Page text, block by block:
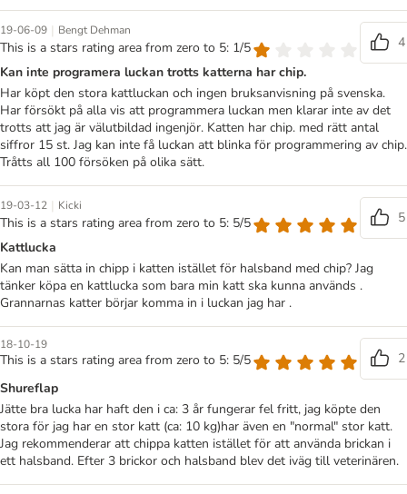
19-06-09 | Bengt Dehman
This is a stars rating area from zero to 5: 1/5
4
Kan inte programera luckan trotts katterna har chip.
Har köpt den stora kattluckan och ingen bruksanvisning på svenska.
Har försökt på alla vis att programmera luckan men klarar inte av det
trotts att jag är välutbildad ingenjör. Katten har chip. med rätt antal
siffror 15 st. Jag kan inte få luckan att blinka för programmering av chip.
Tråtts all 100 försöken på olika sätt.
19-03-12 | Kicki
This is a stars rating area from zero to 5: 5/5
5
Kattlucka
Kan man sätta in chipp i katten istället för halsband med chip? Jag
tänker köpa en kattlucka som bara min katt ska kunna används .
Grannarnas katter börjar komma in i luckan jag har .
18-10-19
This is a stars rating area from zero to 5: 5/5
2
Shureflap
Jätte bra lucka har haft den i ca: 3 år fungerar fel fritt, jag köpte den
stora för jag har en stor katt (ca: 10 kg)har även en "normal" stor katt.
Jag rekommenderar att chippa katten istället för att använda brickan i
ett halsband. Efter 3 brickor och halsband blev det iväg till veterinären.